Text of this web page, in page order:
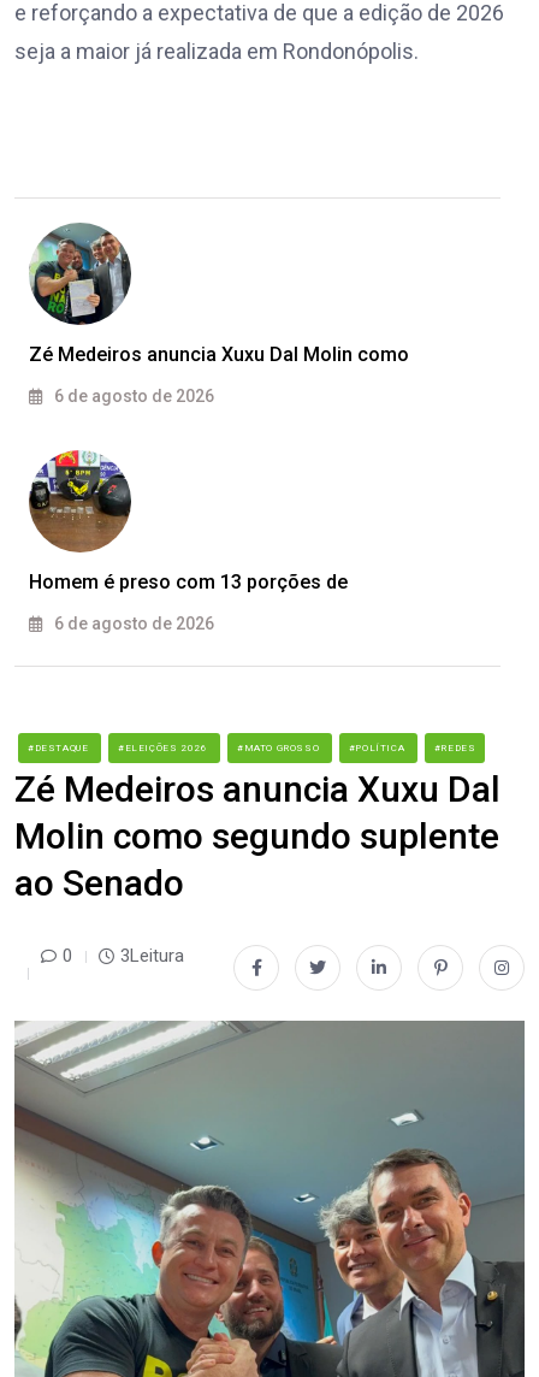
e reforçando a expectativa de que a edição de 2026
seja a maior já realizada em Rondonópolis.
Zé Medeiros anuncia Xuxu Dal Molin como
6 de agosto de 2026
Homem é preso com 13 porções de
6 de agosto de 2026
#DESTAQUE #ELEIÇÕES 2026 #MATO GROSSO #POLÍTICA #REDES
Zé Medeiros anuncia Xuxu Dal
Molin como segundo suplente
ao Senado
0 3Leitura